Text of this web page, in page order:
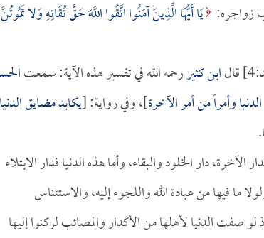
زواجره: يَا أَيُّهَا الَّذِينَ آمَنُوا اتَّقُوا اللَّهَ حَقَّ تُقَاتِهِ وَلا
ابن كثيررحمه الله في تفسير هذه الآية: سمعت
وأمراً من أمر الآخرة]، وفي رواية: [يكابد مضايق
دار الخلود والبقاء، وأما هذه الدنيا فدار الابتلاء
فيها من عبادة الله واللجوء إليه، والاستئناس
لو صفت الدنيا لأهلها من الأكدار والمصائب لركنوا إليها